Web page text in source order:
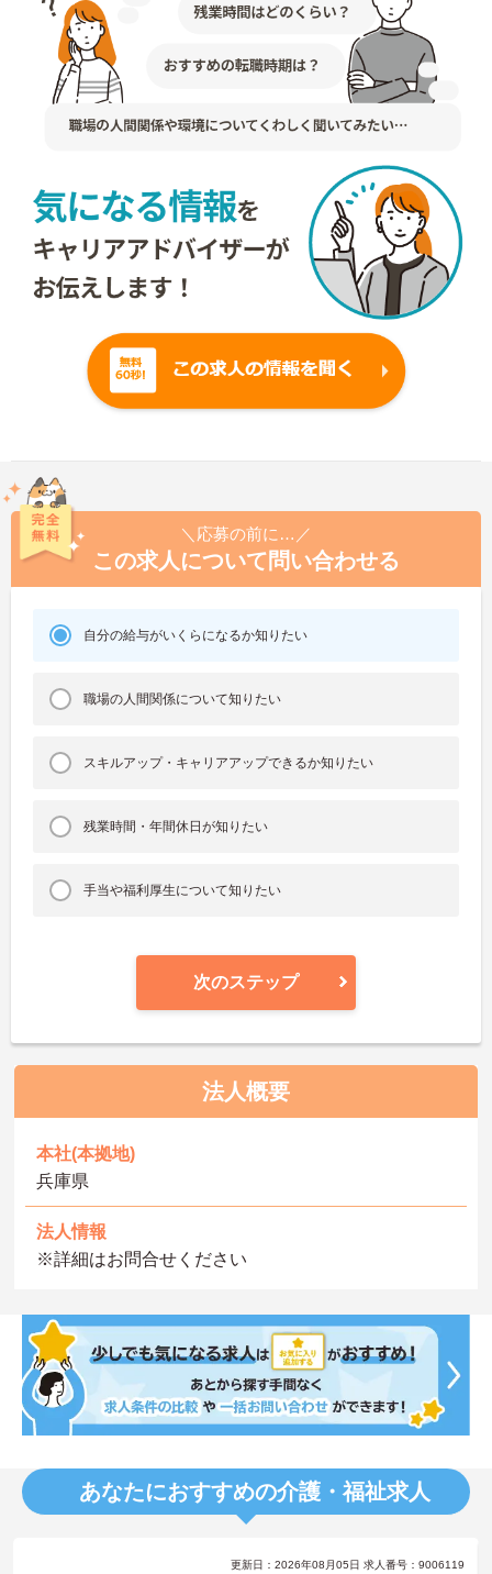
＼応募の前に…／
この求人について問い合わせる
自分の給与がいくらになるか知りたい
職場の人間関係について知りたい
スキルアップ・キャリアアップできるか知りたい
残業時間・年間休日が知りたい
手当や福利厚生について知りたい
次のステップ
法人概要
本社(本拠地)
兵庫県
法人情報
※詳細はお問合せください
あなたにおすすめの介護・福祉求人
更新日：2026年08月05日 求人番号：9006119